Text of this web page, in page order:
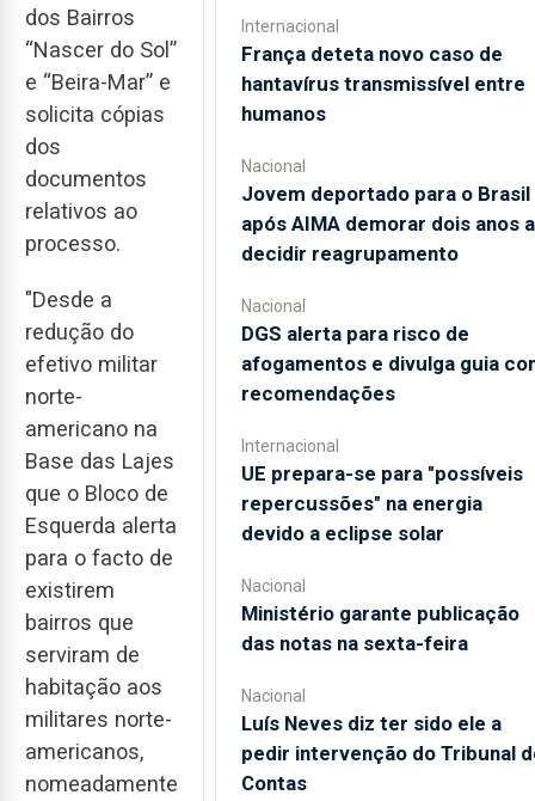
dos Bairros
“Nascer do Sol”
e “Beira-Mar” e
solicita cópias
dos
documentos
relativos ao
processo.
"Desde a
redução do
efetivo militar
norte-
americano na
Base das Lajes
que o Bloco de
Esquerda alerta
para o facto de
existirem
bairros que
serviram de
habitação aos
militares norte-
americanos,
nomeadamente
Internacional
França deteta novo caso de
hantavírus transmissível entre
humanos
Nacional
Jovem deportado para o Brasil
após AIMA demorar dois anos a
decidir reagrupamento
Nacional
DGS alerta para risco de
afogamentos e divulga guia
recomendações
Internacional
UE prepara-se para "possíveis
repercussões" na energia
devido a eclipse solar
Nacional
Ministério garante publicação
das notas na sexta-feira
Nacional
Luís Neves diz ter sido ele a
pedir intervenção do Tribunal
Contas